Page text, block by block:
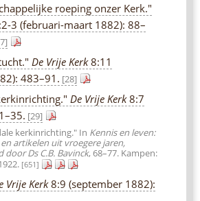
roeping onzer Kerk."
3 (februari-maart 1882): 88–
De Vrije Kerk8:11
483–91. [28]
De Vrije Kerk8:7
[29]
kerkinrichting." In Kennis en leven:
artikelen uit vroegere jaren,
door Ds C.B. Bavinck, 68–77. Kampen:
[651]
Vrije Kerk8:9 (september 1882):